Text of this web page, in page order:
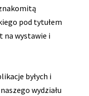
pod tytułem
na wystawie i
byłych i
wydziału